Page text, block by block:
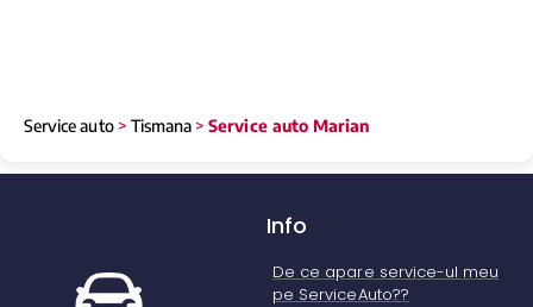
Service auto> Tismana >Service auto Marian
Info
De ce apare service-ul meu
pe ServiceAuto??